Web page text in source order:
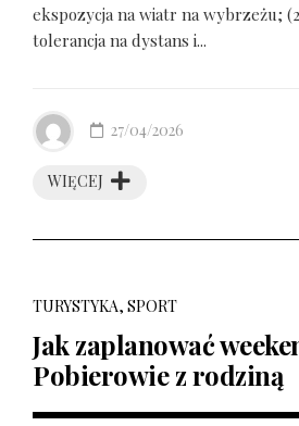
ekspozycja na wiatr na wybrzeżu;
tolerancja na dystans i...
WIĘCEJ
27/04/2026
TURYSTYKA, SPORT
Jak zaplanować
Pobierowie z rodziną